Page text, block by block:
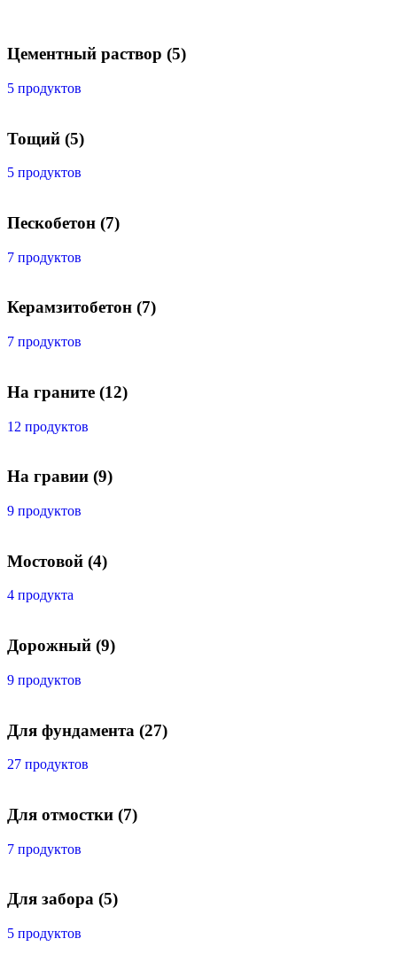
Цементный раствор (5)
5 продуктов
Тощий (5)
5 продуктов
Пескобетон (7)
7 продуктов
Керамзитобетон (7)
7 продуктов
На граните (12)
12 продуктов
На гравии (9)
9 продуктов
Мостовой (4)
4 продукта
Дорожный (9)
9 продуктов
Для фундамента (27)
27 продуктов
Для отмостки (7)
7 продуктов
Для забора (5)
5 продуктов